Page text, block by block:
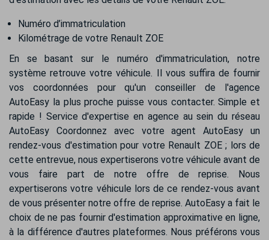
Numéro d’immatriculation
Kilométrage de votre Renault ZOE
En se basant sur le numéro d'immatriculation, notre
système retrouve votre véhicule. Il vous suffira de fournir
vos coordonnées pour qu'un conseiller de l'agence
AutoEasy la plus proche puisse vous contacter. Simple et
rapide ! Service d'expertise en agence au sein du réseau
AutoEasy Coordonnez avec votre agent AutoEasy un
rendez-vous d'estimation pour votre Renault ZOE ; lors de
cette entrevue, nous expertiserons votre véhicule avant de
vous faire part de notre offre de reprise. Nous
expertiserons votre véhicule lors de ce rendez-vous avant
de vous présenter notre offre de reprise. AutoEasy a fait le
choix de ne pas fournir d'estimation approximative en ligne,
à la différence d'autres plateformes. Nous préférons vous